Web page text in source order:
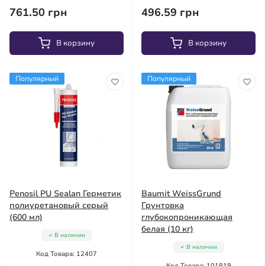
761.50 грн
В корзину
496.59 грн
В корзину
Популярный
Penosil PU Sealan Герметик
полиуретановый серый
(600 мл)
В наличии
Код Товара: 12407
Популярный
Baumit WeissGrund
Грунтовка
глубокопроникающая
белая (10 кг)
В наличии